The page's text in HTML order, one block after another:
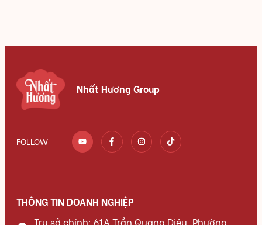
Nhất Hương Group
FOLLOW
THÔNG TIN DOANH NGHIỆP
Trụ sở chính: 61A Trần Quang Diệu, Phường